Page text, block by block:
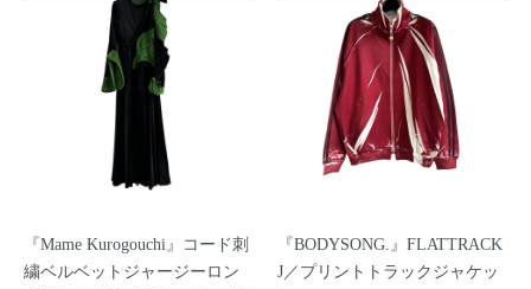
『Mame Kurogouchi』コード刺
繍ベルベットジャージーロン
『BODYSONG.』FLATTRACK
J／プリントトラックジャケッ